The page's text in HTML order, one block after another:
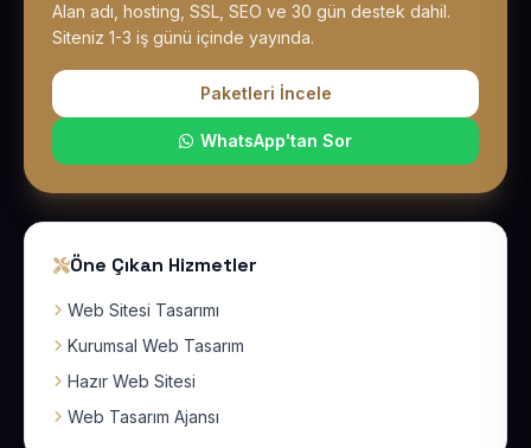
Alan adı, hosting, SSL, SEO ve 30 gün destek dahil.
Siteniz 1-3 iş günü içinde yayında.
Paketleri İncele
WhatsApp'tan Sor
Öne Çıkan Hizmetler
Web Sitesi Tasarımı
Kurumsal Web Tasarım
Hazır Web Sitesi
Web Tasarım Ajansı